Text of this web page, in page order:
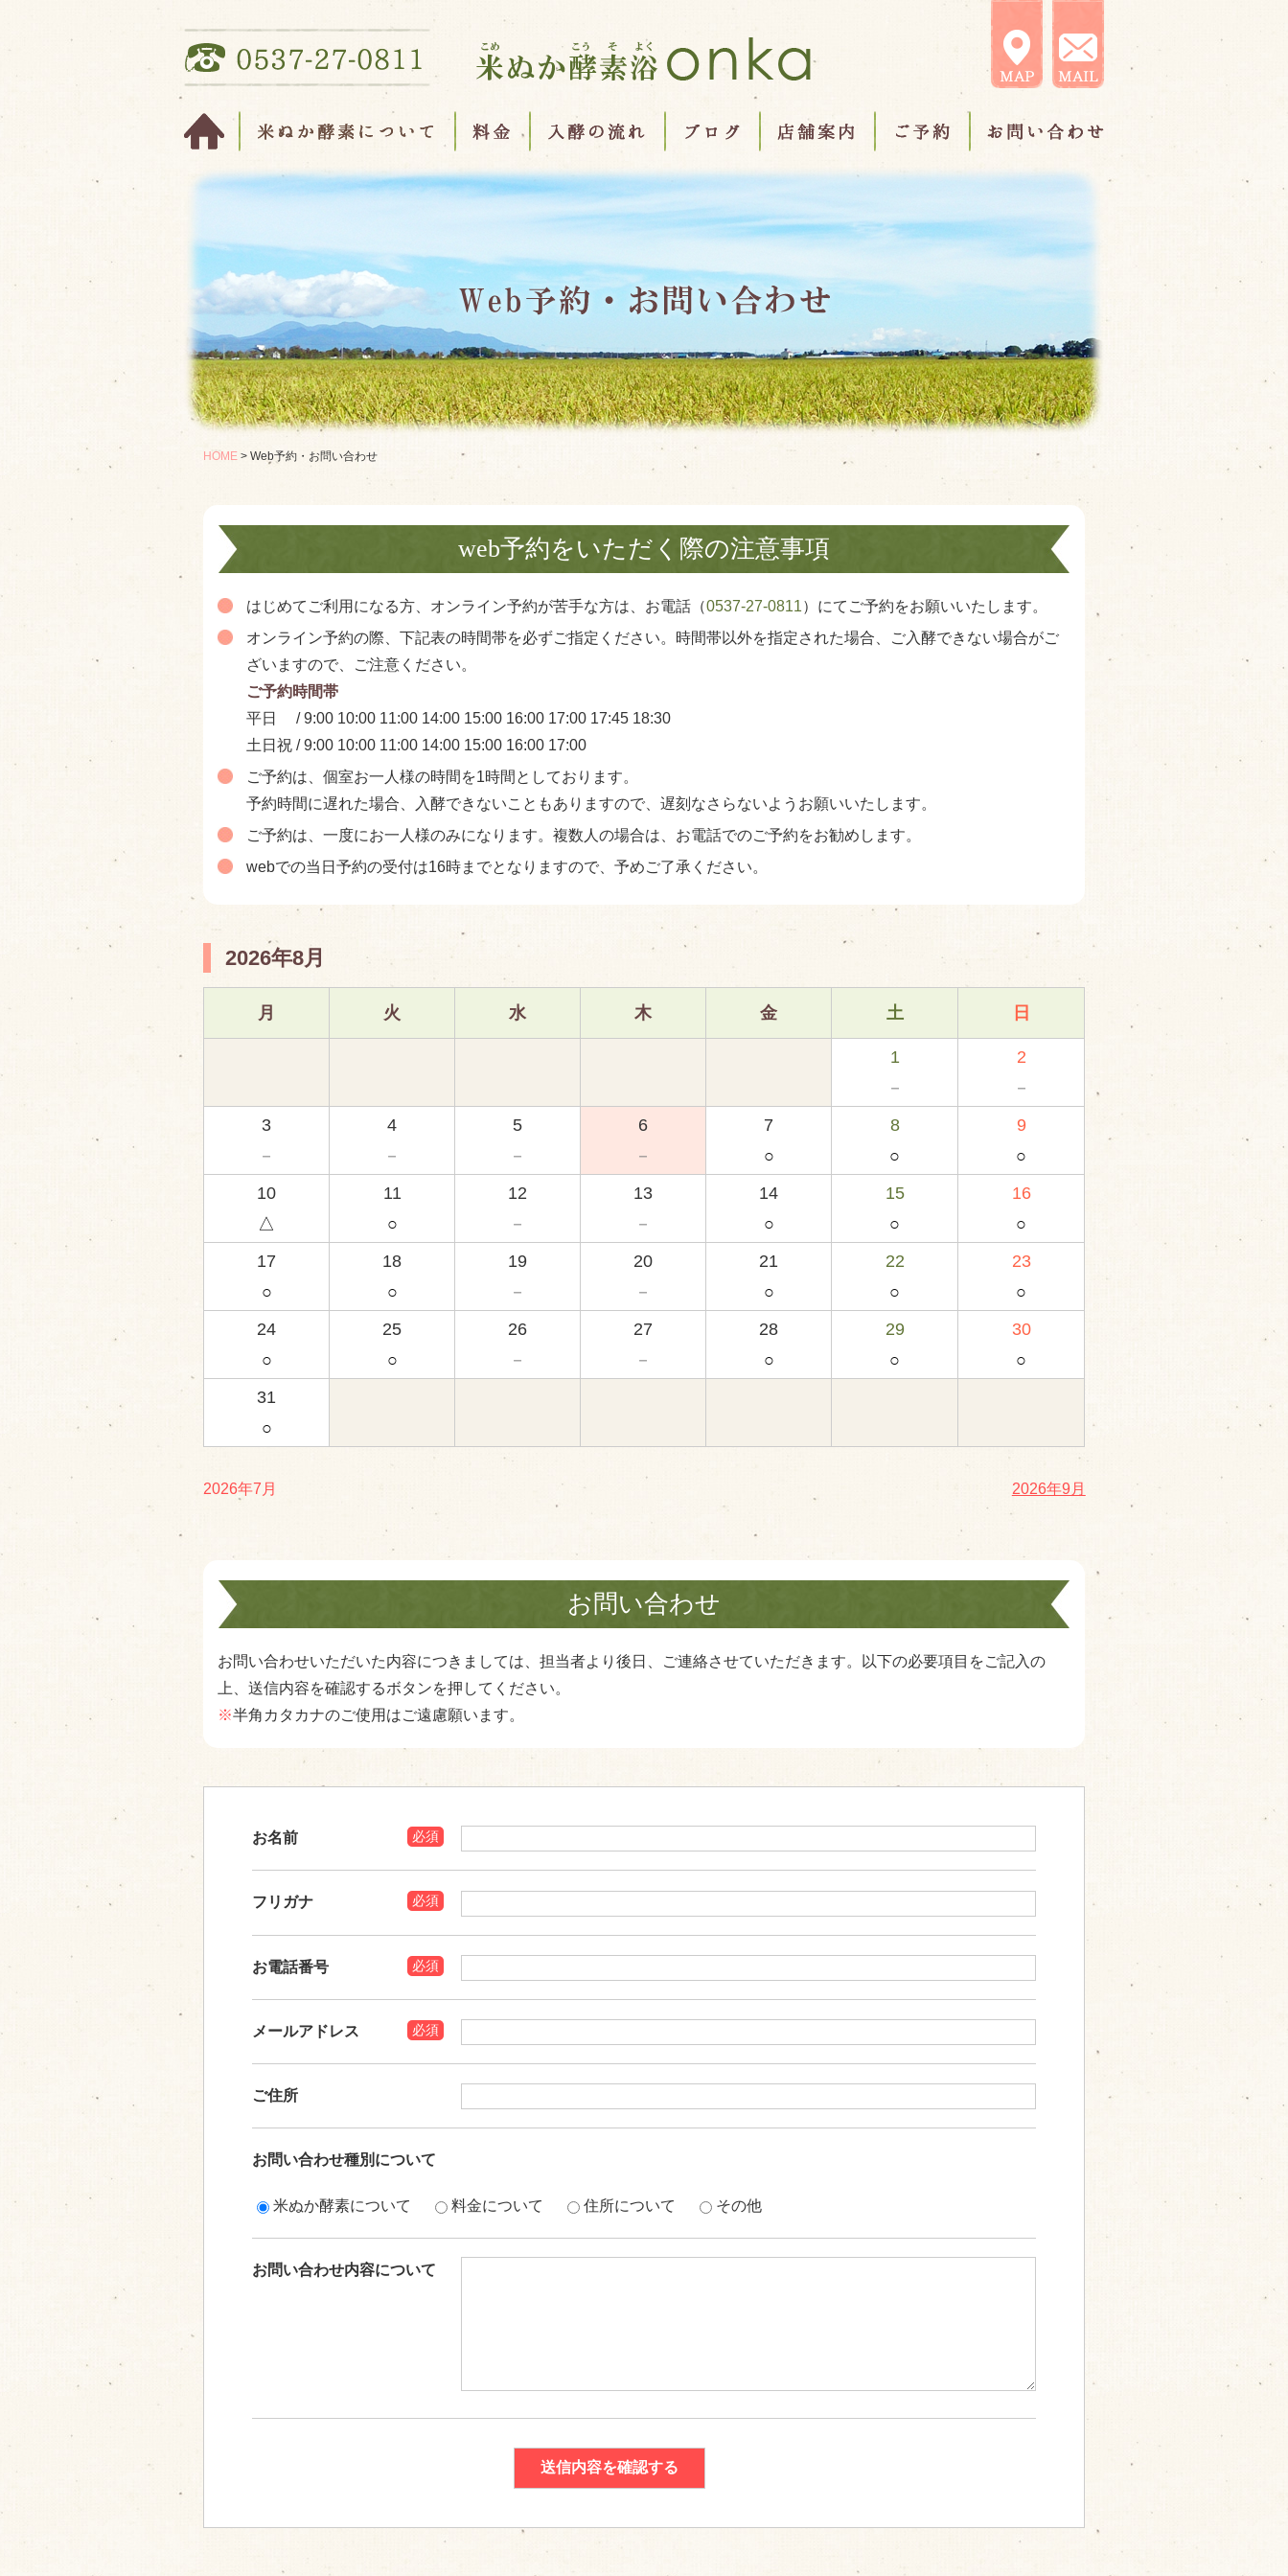
HOME Web予約・お問い合わせ
web予約をいただく際の注意事項
はじめてご利用になる方、オンライン予約が苦手な方は、お電話（0537-27-0811）にてご予約をお願いいたします。
オンライン予約の際、下記表の時間帯を必ずご指定ください。時間帯以外を指定された場合、ご入酵できない場合がご
ざいますので、ご注意ください。
ご予約時間帯
平日 / 9:00 10:00 11:00 14:00 15:00 16:00 17:00 17:45 18:30
土日祝 / 9:00 10:00 11:00 14:00 15:00 16:00 17:00
ご予約は、個室お一人様の時間を1時間としております。
予約時間に遅れた場合、入酵できないこともありますので、遅刻なさらないようお願いいたします。
ご予約は、一度にお一人様のみになります。複数人の場合は、お電話でのご予約をお勧めします。
webでの当日予約の受付は16時までとなりますので、予めご了承ください。
2026年8月
月 火 水 木 金 土 日
1
－
2
－
3
－
4
－
5
－
6
－
7
○
8
○
9
○
10
△
11
○
12
－
13
－
14
○
15
○
16
○
17
○
18
○
19
－
20
－
21
○
22
○
23
○
24
○
25
○
26
－
27
－
28
○
29
○
30
○
31
○
2026年7月 2026年9月
お問い合わせ
お問い合わせいただいた内容につきましては、担当者より後日、ご連絡させていただきます。以下の必要項目をご記入の
上、送信内容を確認するボタンを押してください。
※半角カタカナのご使用はご遠慮願います。
お名前 必須
フリガナ 必須
お電話番号 必須
メールアドレス 必須
ご住所
お問い合わせ種別について
米ぬか酵素について 料金について 住所について その他
お問い合わせ内容について